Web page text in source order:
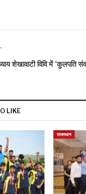
शेखावाटी विवि में ‘कुलपति
LIKE
राजस्थान